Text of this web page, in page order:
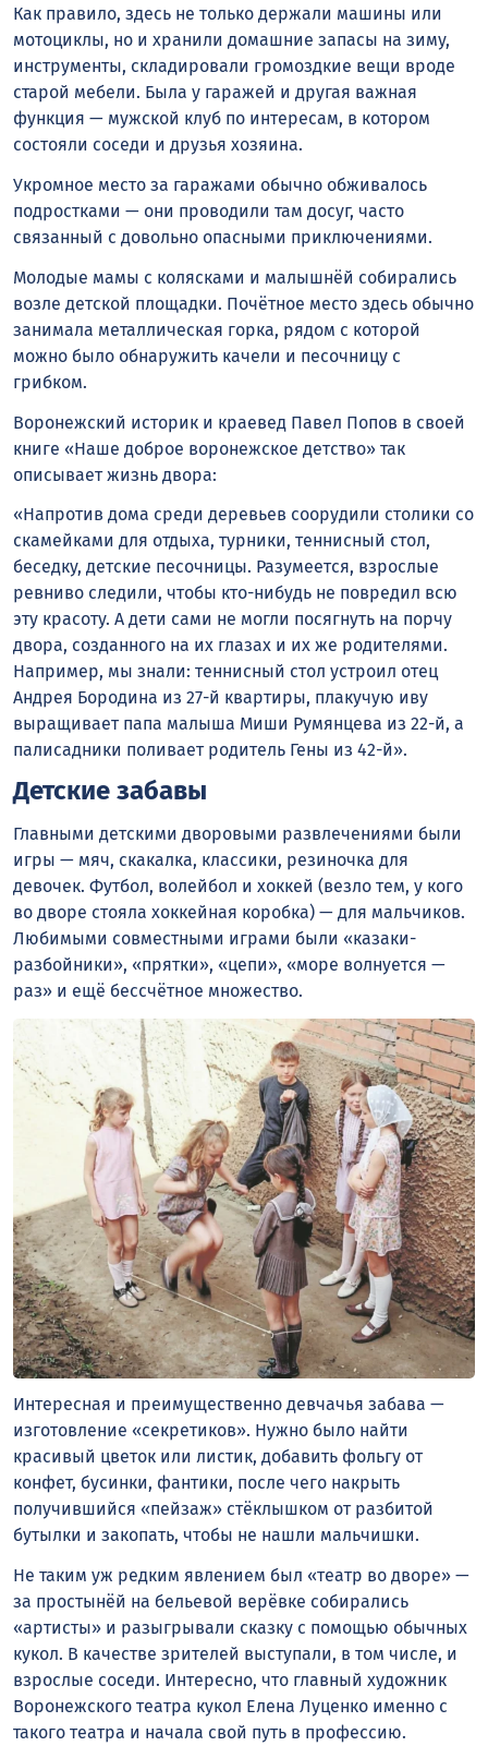
Как правило, здесь не только держали машины или
мотоциклы, но и хранили домашние запасы на зиму,
инструменты, складировали громоздкие вещи вроде
старой мебели. Была у гаражей и другая важная
функция — мужской клуб по интересам, в котором
состояли соседи и друзья хозяина.
Укромное место за гаражами обычно обживалось
подростками — они проводили там досуг, часто
связанный с довольно опасными приключениями.
Молодые мамы с колясками и малышнёй собирались
возле детской площадки. Почётное место здесь обычно
занимала металлическая горка, рядом с которой
можно было обнаружить качели и песочницу с
грибком.
Воронежский историк и краевед Павел Попов в своей
книге «Наше доброе воронежское детство» так
описывает жизнь двора:
«Напротив дома среди деревьев соорудили столики со
скамейками для отдыха, турники, теннисный стол,
беседку, детские песочницы. Разумеется, взрослые
ревниво следили, чтобы кто-нибудь не повредил всю
эту красоту. А дети сами не могли посягнуть на порчу
двора, созданного на их глазах и их же родителями.
Например, мы знали: теннисный стол устроил отец
Андрея Бородина из 27-й квартиры, плакучую иву
выращивает папа малыша Миши Румянцева из 22-й, а
палисадники поливает родитель Гены из 42-й».
Детские забавы
Главными детскими дворовыми развлечениями были
игры — мяч, скакалка, классики, резиночка для
девочек. Футбол, волейбол и хоккей (везло тем, у кого
во дворе стояла хоккейная коробка) — для мальчиков.
Любимыми совместными играми были «казаки-
разбойники», «прятки», «цепи», «море волнуется —
раз» и ещё бессчётное множество.
Интересная и преимущественно девчачья забава —
изготовление «секретиков». Нужно было найти
красивый цветок или листик, добавить фольгу от
конфет, бусинки, фантики, после чего накрыть
получившийся «пейзаж» стёклышком от разбитой
бутылки и закопать, чтобы не нашли мальчишки.
Не таким уж редким явлением был «театр во дворе» —
за простынёй на бельевой верёвке собирались
«артисты» и разыгрывали сказку с помощью обычных
кукол. В качестве зрителей выступали, в том числе, и
взрослые соседи. Интересно, что главный художник
Воронежского театра кукол Елена Луценко именно с
такого театра и начала свой путь в профессию.